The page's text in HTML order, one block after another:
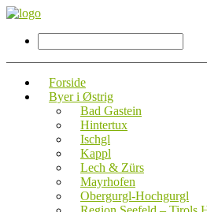
Forside
Byer i Østrig
Bad Gastein
Hintertux
Ischgl
Kappl
Lech & Zürs
Mayrhofen
Obergurgl-Hochgurgl